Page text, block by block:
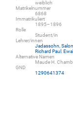
weiblich
Matrikelnummer
6868
Immatrikuliert
1895–1896
Rolle
Student/in
Lehrer/innen
Jadassohn,
Richard Paul
Alternative Namen
Maude H.
GND
1290641374